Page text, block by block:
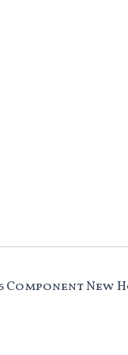
New